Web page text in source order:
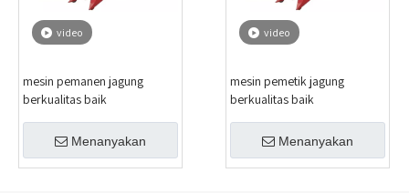
video
mesin pemanen jagung
berkualitas baik
Menanyakan
video
mesin pemetik jagung
berkualitas baik
Menanyakan